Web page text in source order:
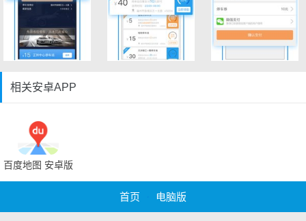
相关安卓APP
百度地图 安卓版
首页 电脑版